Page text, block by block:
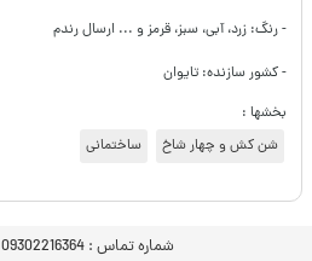
- رنگ: زرد، آبی، سبز، قرمز و ... ارسال رندم
- کشور سازنده: تایوان
بخشها :
شن کش و چهار شاخ
ساختمانی
شماره تماس : 09302216364 واتساپ فروش